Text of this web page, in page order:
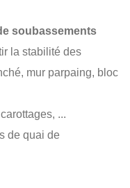
soubassements
la stabilité des
mur parpaing, bloc
...
de quai de